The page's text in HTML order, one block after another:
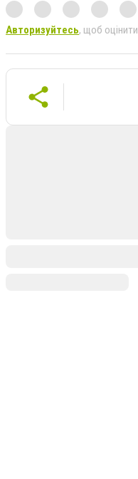
Авторизуйтесь, щоб оцінити